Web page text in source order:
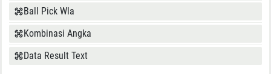
Ball Pick Wla
Kombinasi Angka
Data Result Text